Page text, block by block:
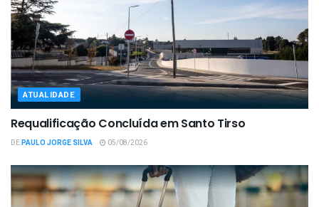
ATUALIDADE
Requalificação Concluída em Santo Tirso
DEPAULO JORGE SILVA 05/08/2026